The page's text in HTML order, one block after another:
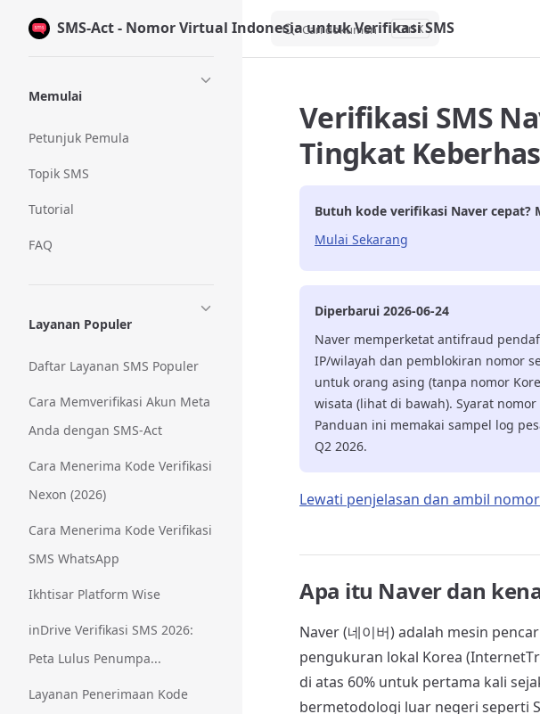
Skip to content
SMS-Act - Nomor Virtual Indonesia untuk Verifikasi SMS
Cari dokumen K
Memulai
Petunjuk Pemula
Topik SMS
Tutorial
FAQ
Layanan Populer
Daftar Layanan SMS Populer
Cara Memverifikasi Akun Meta
Anda dengan SMS-Act
Cara Menerima Kode Verifikasi
Nexon (2026)
Cara Menerima Kode Verifikasi
SMS WhatsApp
Ikhtisar Platform Wise
inDrive Verifikasi SMS 2026:
Peta Lulus Penumpa...
Layanan Penerimaan Kode
Verifikasi SMS
Tingkat
Butuh kode verifikasi Naver cepat?
Mulai Sekarang
Diperbarui 2026-06-24
Naver memperketat antifraud
IP/wilayah dan pemblokiran nomor
untuk orang asing (tanpa nomor
wisata (lihat di bawah). Syarat
Panduan ini memakai sampel log
Q2 2026.
Lewati penjelasan dan ambil
Apa itu Naver dan
Naver (네이버) adalah mesin
pengukuran lokal Korea
di atas 60% untuk pertama kali
bermetodologi luar negeri seperti